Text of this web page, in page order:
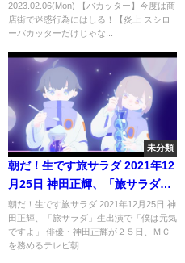
2023.02.06(Mon) 【バカッター】今度は商
店街で迷惑行為にはしる！【炎上 スシロ
ーバカッターだけじゃな...
未分類
朝だ！生です旅サラダ 2021年12
月25日 神田正輝、「旅サラダ」
生出演で「僕は元気ですよ」
朝だ！生です旅サラダ 2021年12月25日 神
田正輝、「旅サラダ」生出演で「僕は元気
ですよ」 俳優・神田正輝が２５日、ＭＣ
を務めるテレビ朝...